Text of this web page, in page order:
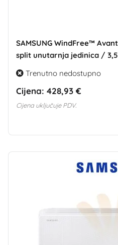
SAMSUNG WindFree™
split unutarnja jedinica /
Trenutno nedostupno
Cijena: 428,93 €
Cijena uključuje PDV.